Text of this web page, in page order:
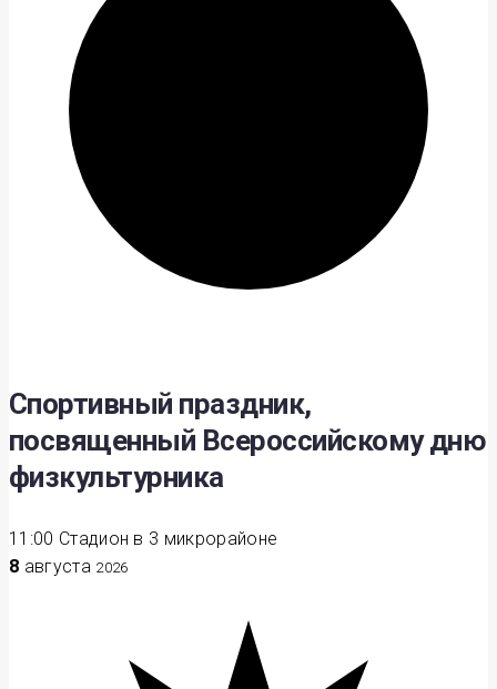
Спортивный праздник,
посвященный Всероссийскому дню
физкультурника
11:00 Стадион в 3 микрорайоне
8 августа 2026